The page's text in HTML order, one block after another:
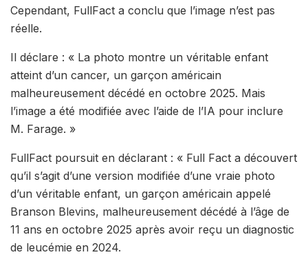
Cependant, FullFact a conclu que l’image n’est pas
réelle.
Il déclare : « La photo montre un véritable enfant
atteint d’un cancer, un garçon américain
malheureusement décédé en octobre 2025. Mais
l’image a été modifiée avec l’aide de l’IA pour inclure
M. Farage. »
FullFact poursuit en déclarant : « Full Fact a découvert
qu’il s’agit d’une version modifiée d’une vraie photo
d’un véritable enfant, un garçon américain appelé
Branson Blevins, malheureusement décédé à l’âge de
11 ans en octobre 2025 après avoir reçu un diagnostic
de leucémie en 2024.